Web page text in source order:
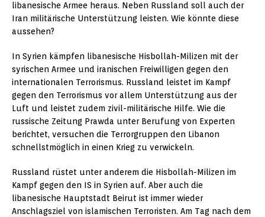
libanesische Armee heraus. Neben Russland soll auch der
Iran militärische Unterstützung leisten. Wie könnte diese
aussehen?
In Syrien kämpfen libanesische Hisbollah-Milizen mit der
syrischen Armee und iranischen Freiwilligen gegen den
internationalen Terrorismus. Russland leistet im Kampf
gegen den Terrorismus vor allem Unterstützung aus der
Luft und leistet zudem zivil-militärische Hilfe. Wie die
russische Zeitung Prawda unter Berufung von Experten
berichtet, versuchen die Terrorgruppen den Libanon
schnellstmöglich in einen Krieg zu verwickeln.
Russland rüstet unter anderem die Hisbollah-Milizen im
Kampf gegen den IS in Syrien auf. Aber auch die
libanesische Hauptstadt Beirut ist immer wieder
Anschlagsziel von islamischen Terroristen. Am Tag nach dem